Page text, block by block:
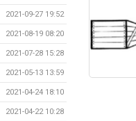
2021-09-27 19:52
2021-08-19 08:20
2021-07-28 15:28
2021-05-13 13:59
2021-04-24 18:10
2021-04-22 10:28